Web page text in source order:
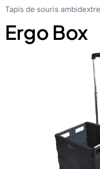
Tapis de souris ambidextre
Ergo Box